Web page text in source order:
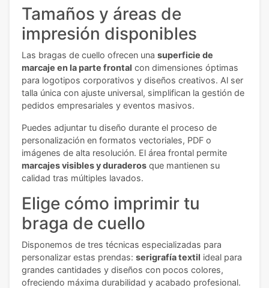
Tamaños y áreas de
impresión disponibles
Las bragas de cuello ofrecen una superficie de
marcaje en la parte frontal con dimensiones óptimas
para logotipos corporativos y diseños creativos. Al ser
talla única con ajuste universal, simplifican la gestión de
pedidos empresariales y eventos masivos.
Puedes adjuntar tu diseño durante el proceso de
personalización en formatos vectoriales, PDF o
imágenes de alta resolución. El área frontal permite
marcajes visibles y duraderos que mantienen su
calidad tras múltiples lavados.
Elige cómo imprimir tu
braga de cuello
Disponemos de tres técnicas especializadas para
personalizar estas prendas: serigrafía textil ideal para
grandes cantidades y diseños con pocos colores,
ofreciendo máxima durabilidad y acabado profesional.